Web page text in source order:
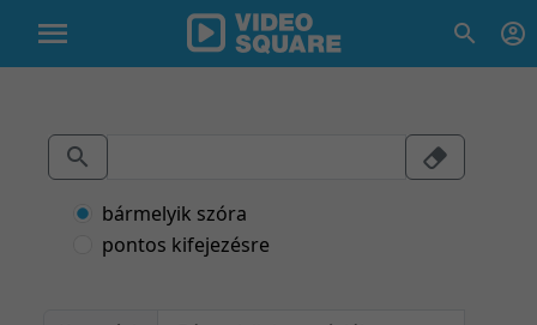
bármelyik szóra
pontos kifejezésre